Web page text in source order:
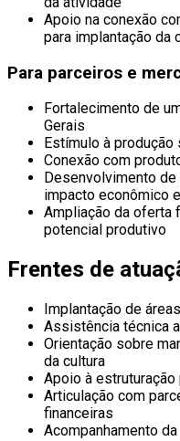
Apoio na conexão
para implantação da
Para parceiros e
Fortalecimento de
Gerais
Estímulo à
Conexão com
Desenvolvimento
impacto econômico
Ampliação da oferta
potencial produtivo
Frentes de
Implantação de
Assistência técnica
Orientação sobre
da cultura
Apoio à
Articulação com
financeiras
Acompanhamento